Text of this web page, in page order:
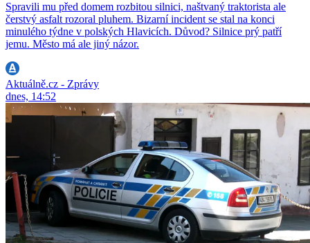
Spravili mu před domem rozbitou silnici, naštvaný traktorista ale
čerstvý asfalt rozoral pluhem. Bizarní incident se stal na konci
minulého týdne v polských Hlavicích. Důvod? Silnice prý patří
jemu. Město má ale jiný názor.
Aktuálně.cz - Zprávy
dnes, 14:52